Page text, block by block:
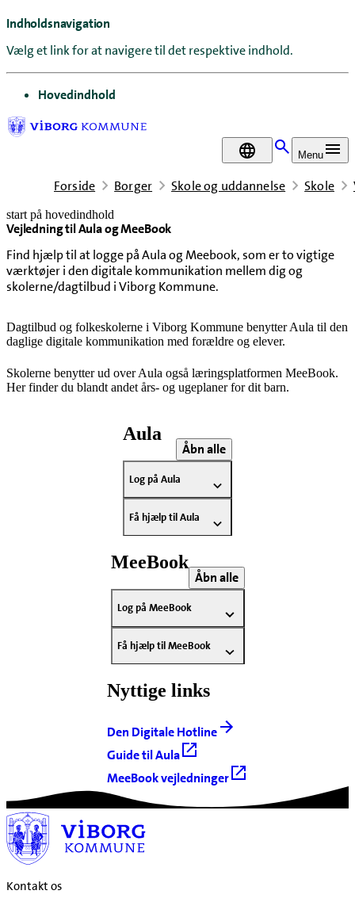
Indholdsnavigation
Vælg et link for at navigere til det respektive indhold.
gå til
Hovedindhold
DA Menu
Forside Borger Skole og uddannelse Skole
start på hovedindhold
Vejledning til Aula og MeeBook
Find hjælp til at logge på Aula og Meebook, som er to vigtige
værktøjer i den digitale kommunikation mellem dig og
skolerne/dagtilbud i Viborg Kommune.
senest opdateret 16. juni 2026
Dagtilbud og folkeskolerne i Viborg Kommune benytter Aula til den
daglige digitale kommunikation med forældre og elever.
Skolerne benytter ud over Aula også læringsplatformen MeeBook.
Her finder du blandt andet års- og ugeplaner for dit barn.
Aula
Åbn alle
Log på Aula
Få hjælp til Aula
MeeBook
Åbn alle
Log på MeeBook
Få hjælp til MeeBook
Nyttige links
Den Digitale Hotline
Guide til Aula
MeeBook vejledninger
Kontakt os